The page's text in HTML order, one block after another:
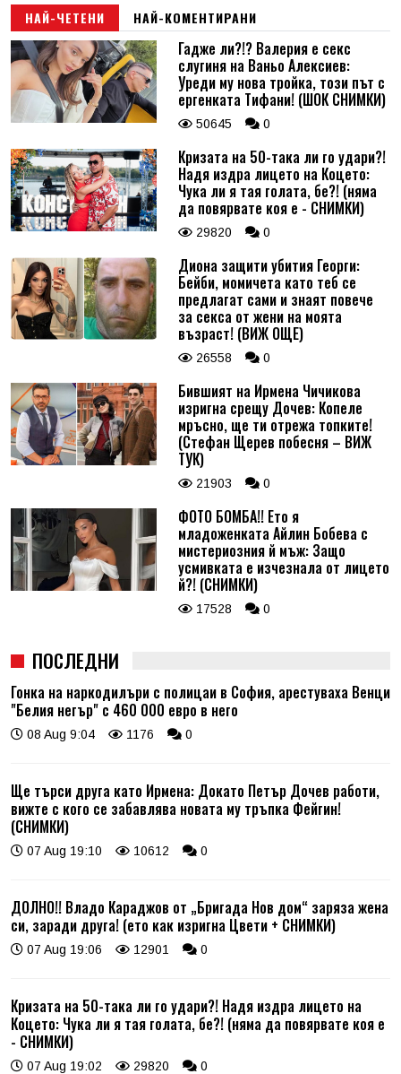
НАЙ-ЧЕТЕНИ НАЙ-КОМЕНТИРАНИ
Гадже ли?!? Валерия е секс
слугиня на Ваньо Алексиев:
Уреди му нова тройка, този път с
ергенката Тифани! (ШОК СНИМКИ)
50645 0
Кризата на 50-така ли го удари?!
Надя издра лицето на Коцето:
Чука ли я тая голата, бе?! (няма
да повярвате коя е - СНИМКИ)
29820 0
Диона защити убития Георги:
Бейби, момичета като теб се
предлагат сами и знаят повече
за секса от жени на моята
възраст! (ВИЖ ОЩЕ)
26558 0
Бившият на Ирмена Чичикова
изригна срещу Дочев: Копеле
мръсно, ще ти отрежа топките!
(Стефан Щерев побесня – ВИЖ
ТУК)
21903 0
ФОТО БОМБА!! Ето я
младоженката Айлин Бобева с
мистериозния й мъж: Защо
усмивката е изчезнала от лицето
й?! (СНИМКИ)
17528 0
ПОСЛЕДНИ
Гонка на наркодилъри с полицаи в София, арестуваха Венци
"Белия негър" с 460 000 евро в него
08 Aug 9:04 1176 0
Ще търси друга като Ирмена: Докато Петър Дочев работи,
вижте с кого се забавлява новата му тръпка Фейгин!
(СНИМКИ)
07 Aug 19:10 10612 0
ДОЛНО!! Владо Караджов от „Бригада Нов дом“ заряза жена
си, заради друга! (ето как изригна Цвети + СНИМКИ)
07 Aug 19:06 12901 0
Кризата на 50-така ли го удари?! Надя издра лицето на
Коцето: Чука ли я тая голата, бе?! (няма да повярвате коя е
- СНИМКИ)
07 Aug 19:02 29820 0